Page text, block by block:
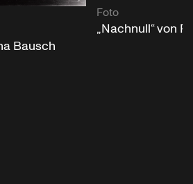
Bausch
Foto
„Nachnull“ von